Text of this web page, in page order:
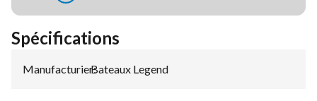
Spécifications
Manufacturier:
Bateaux Legend